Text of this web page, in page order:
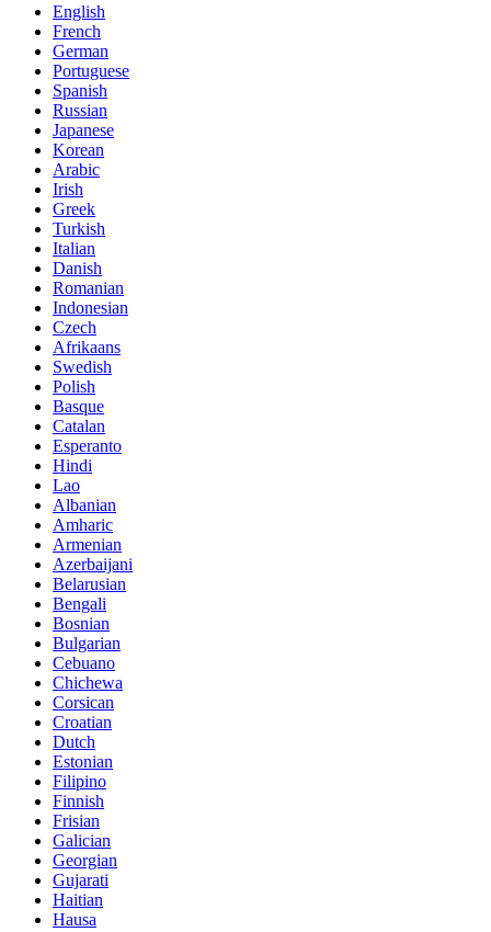
English
French
German
Portuguese
Spanish
Russian
Japanese
Korean
Arabic
Irish
Greek
Turkish
Italian
Danish
Romanian
Indonesian
Czech
Afrikaans
Swedish
Polish
Basque
Catalan
Esperanto
Hindi
Lao
Albanian
Amharic
Armenian
Azerbaijani
Belarusian
Bengali
Bosnian
Bulgarian
Cebuano
Chichewa
Corsican
Croatian
Dutch
Estonian
Filipino
Finnish
Frisian
Galician
Georgian
Gujarati
Haitian
Hausa